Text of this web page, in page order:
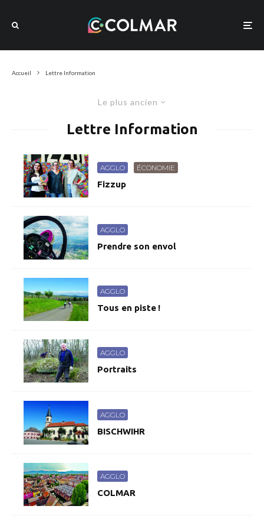
Accueil Lettre Information
Le plus ancien
Lettre Information
AGGLO ÉCONOMIE
Fizzup
AGGLO
Prendre son envol
AGGLO
Tous en piste !
AGGLO
Portraits
AGGLO
BISCHWIHR
AGGLO
COLMAR